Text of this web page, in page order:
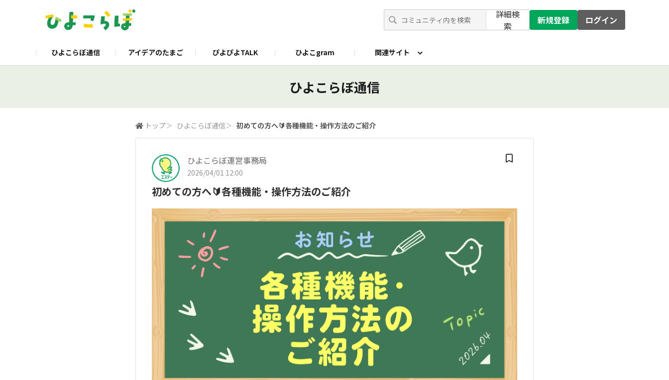
詳細検
索
新規登録 ログイン
ひよこらぼ通信 アイデアのたまご ぴよぴよTALK ひよこgram 関連サイト
ひよこらぼ通信
トップ＞ ひよこらぼ通信＞ 初めての方へ🔰各種機能・操作方法のご紹介
ひよこらぼ運営事務局
2026/04/01 12:00
初めての方へ🔰各種機能・操作方法のご紹介